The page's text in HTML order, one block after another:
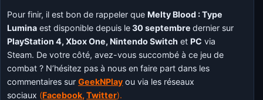
Pour finir, il est bon de rappeler que Melty Blood : Type
Lumina est disponible depuis le30 septembredernier sur
PlayStation 4, Xbox One, Nintendo Switch et PC via
Steam. De votre côté, avez-vous succombé à ce jeu de
combat ? N’hésitez pas à nous en faire part dans les
commentaires surGeekNPlay ou via les réseaux
sociaux (Facebook, Twitter).